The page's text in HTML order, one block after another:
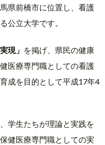
県前橋市に位置し、看護
公立大学です。
現」 を掲げ、県民の健康
医療専門職としての看護
成を目的として平成17年4
学生たちが理論と実践を
健医療専門職としての実